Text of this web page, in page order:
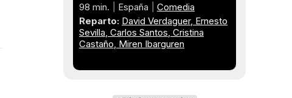
98 min. España
Comedia
Reparto: David Verdaguer Ernesto
Sevilla Carlos Santos Cristina
Castaño Miren Ibarguren